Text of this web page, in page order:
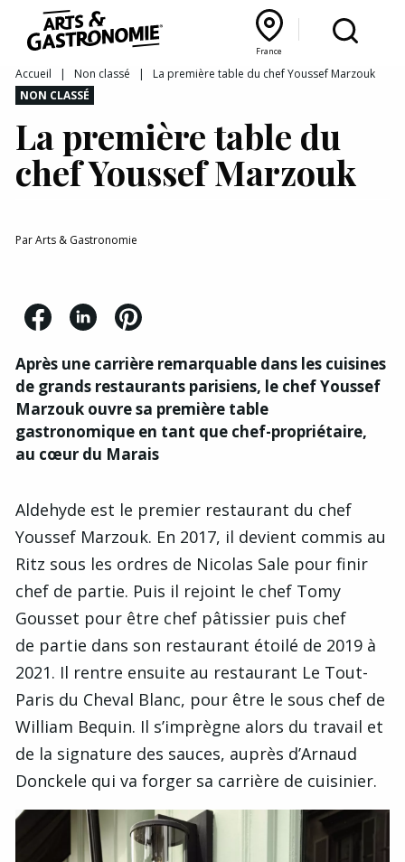
France
Recettes
Reportages
Actualités
Interviews
Bourgogne Franche‑Comté
France
Lyon Rhône‑Alpes
Accueil | Non classé | La première table du chef Youssef Marzouk
NON CLASSÉ
La première table du
chef Youssef Marzouk
ParArts & Gastronomie
Après une carrière remarquable dans les cuisines
de grands restaurants parisiens, le chef Youssef
Marzouk ouvre sa première table
gastronomique en tant que chef-propriétaire,
au cœur du Marais
Aldehyde est le premier restaurant du chef
Youssef Marzouk. En 2017, il devient commis au
Ritz sous les ordres de Nicolas Sale pour finir
chef de partie. Puis il rejoint le chef Tomy
Gousset pour être chef pâtissier puis chef
de partie dans son restaurant étoilé de 2019 à
2021. Il rentre ensuite au restaurant Le Tout-
Paris du Cheval Blanc, pour être le sous chef de
William Bequin. Il s’imprègne alors du travail et
de la signature des sauces, auprès d’Arnaud
Donckele qui va forger sa carrière de cuisinier.